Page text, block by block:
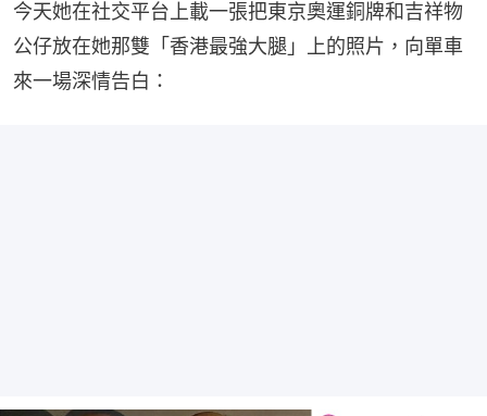
今天她在社交平台上載一張把東京奧運銅牌和吉祥物
公仔放在她那雙「香港最強大腿」上的照片，向單車
來一場深情告白：